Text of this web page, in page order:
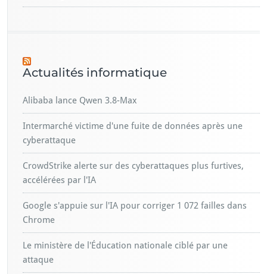
Actualités informatique
Alibaba lance Qwen 3.8-Max
Intermarché victime d'une fuite de données après une
cyberattaque
CrowdStrike alerte sur des cyberattaques plus furtives,
accélérées par l'IA
Google s'appuie sur l'IA pour corriger 1 072 failles dans
Chrome
Le ministère de l'Éducation nationale ciblé par une
attaque